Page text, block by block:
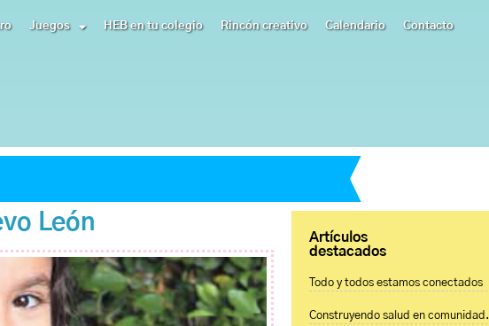
Juegos HEB en tu colegio Rincón creativo Calendario Contacto
León
Artículos
destacados
Todo y todos estamos conectados
Construyendo salud en comunidad.